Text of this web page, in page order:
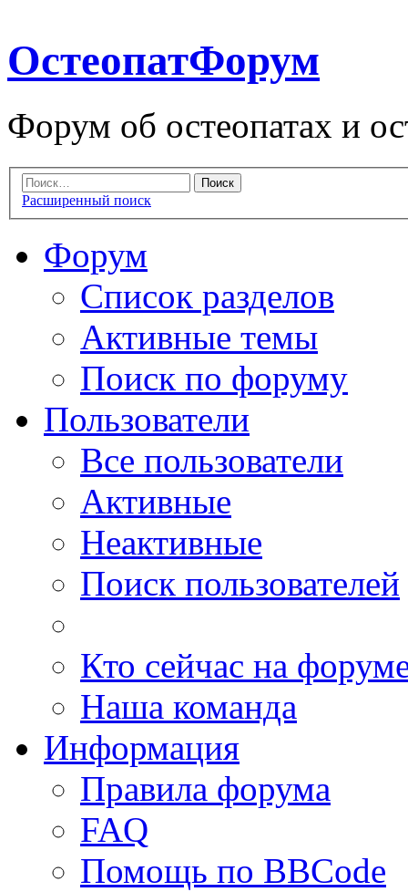
ОстеопатФорум
Форум об остеопатах и
Расширенный поиск
Форум
Список разделов
Активные темы
Поиск по форуму
Пользователи
Все пользователи
Активные
Неактивные
Поиск пользователей
Кто сейчас на
Наша команда
Информация
Правила форума
FAQ
Помощь по BBCode